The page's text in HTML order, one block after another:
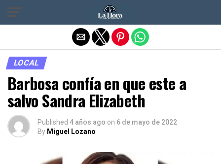
LOCAL
Barbosa confía en que este a
salvo Sandra Elizabeth
Published 4 años ago on 6 de mayo de 2022
By Miguel Lozano
Salir de la versión móvil